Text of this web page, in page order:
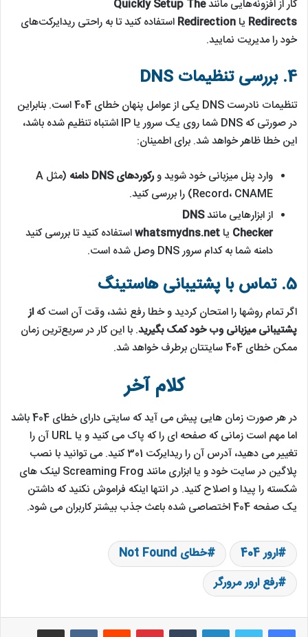
کار از افزونه‌هایی مانندQuickly Setup The
Redirects یا Redirection استفاده کنید تا به راحتی ریدایرکت‌های
خود را مدیریت نمایید.
4. بررسی تنظیمات DNS
تنظیمات نادرست DNS یکی از عوامل پنهان خطای 404 است. بنابراین
در صورتی که DNS شما روی یک سرور یا IP اشتباه تنظیم شده باشد،
این خطا ظاهر خواهد شد. برای اطمینان:
وارد پنل میزبانی خود شوید ورکوردهای DNS دامنه
(مثل A
Record، CNAME) را بررسی کنید.
از ابزارهایی مانندDNS
Checker یا whatsmydns.netاستفاده کنید تا بررسی کنید
دامنه شما به کدام سرور DNS وصل شده است.
5. تماس با پشتیبانی هاستینگ
اگر تمام روشها را امتحان کردید و خطا رفع نشد، وقت آن است کهاز
پشتیبانی میزبانی وب خود کمک بگیرید. با این کار در سریع‌ترین زمان
ممکن خطای 404 سایتتان برطرف خواهد شد.
کلام آخر
در هر صورت زمان هایی پیش می آید که سایتی دارای خطای 404 باشد
اما مهم است زمانی که صفحه ای را که پاک می کنید و یا URL آن را
تغییر می دهید، آدرس آن را ریدایرکت 301 کنید. می توانید با نصب
پلاگین در سایت خود و یا ابزاری مانند Screaming Frog لینک های
شکسته را پیدا و اصلاح کنید. در انتها اینکه فراموش نکنید که داشتن
یک صفحه 404 اختصاصی شده باعث جذب بیشتر کاربران می شود.
ارور 404
خطای Not Found
رفع ارور مرورگر
لینکدین ‫تامبلر ‫پین‌ترست‫رددیت ‫VKontakteاشتراک گذاری از طریق ایمیل